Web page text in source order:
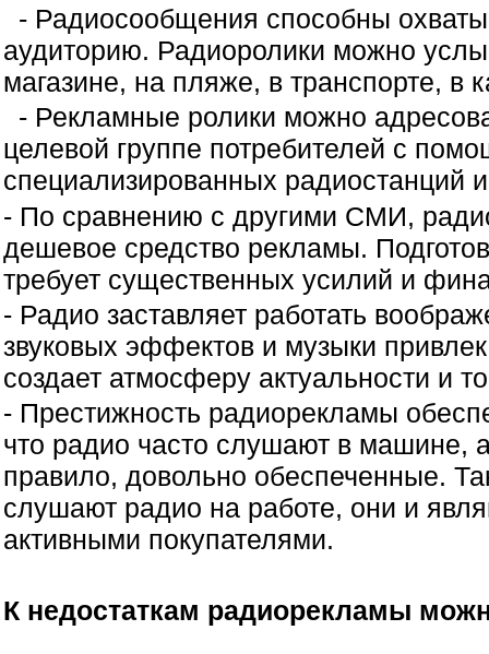
- Радиосообщения способны
аудиторию. Радиоролики можно
магазине, на пляже, в транспорте,
- Рекламные ролики можно
целевой группе потребителей с
специализированных радиостанций
- По сравнению с другими СМИ,
дешевое средство рекламы.
требует существенных усилий и
- Радио заставляет работать
звуковых эффектов и музыки
создает атмосферу актуальности и
- Престижность радиорекламы
что радио часто слушают в машине,
правило, довольно обеспеченные.
слушают радио на работе, они и
активными покупателями.
К недостаткам радиорекламы